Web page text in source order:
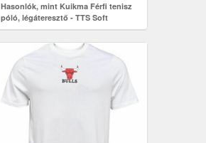
Hasonlók, mint Kuikma Férfi tenisz
póló, légáteresztő - TTS Soft